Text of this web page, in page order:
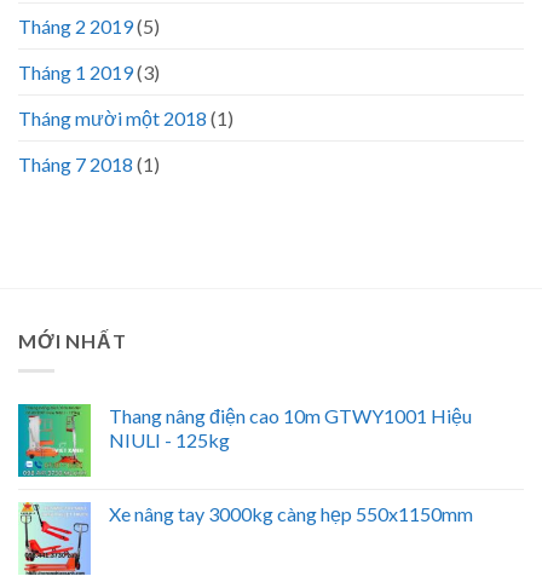
Tháng 2 2019(5)
Tháng 1 2019(3)
Tháng mười một 2018 (1)
Tháng 7 2018 (1)
MỚI NHẤT
Thang nâng điện cao 10m GTWY1001 Hiệu
NIULI - 125kg
Xe nâng tay 3000kg càng hẹp 550x1150mm